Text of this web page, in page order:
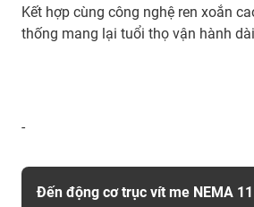
Kết hợp cùng công nghệ ren xoắn
thống mang lại tuổi thọ vận hành
-
Đến động cơ trục vít me NEMA 11